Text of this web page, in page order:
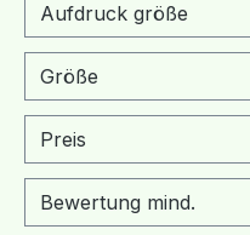
Aufdruck größe
Größe
Preis
Bewertung mind.